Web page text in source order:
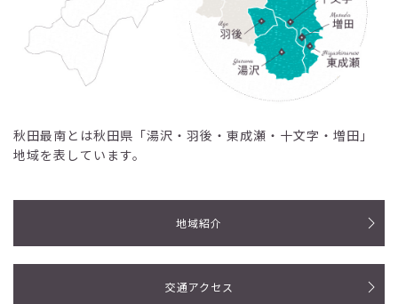
秋田最南とは秋田県「湯沢・羽後・東成瀬・十文字・増田」
地域を表しています。
地域紹介
交通アクセス